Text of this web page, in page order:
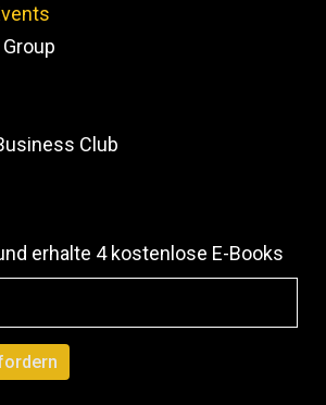
Club
erhalte 4 kostenlose E-Books